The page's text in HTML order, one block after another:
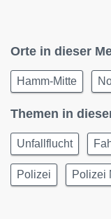
Orte in dieser
Hamm-Mitte
Themen in
Unfallflucht
Polizei Polizei